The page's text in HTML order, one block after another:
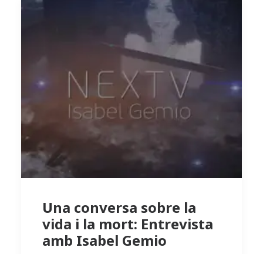
Una conversa sobre la
vida i la mort: Entrevista
amb Isabel Gemio